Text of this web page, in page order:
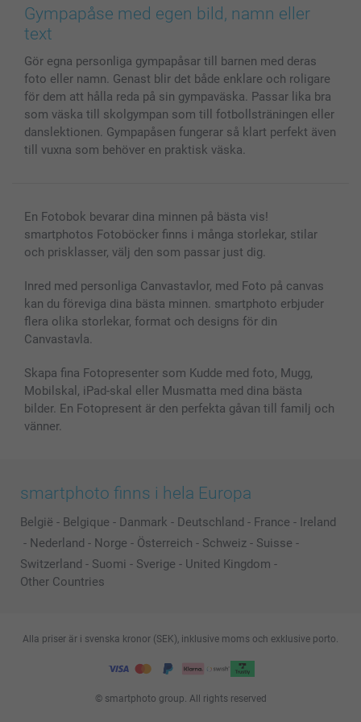
Bilder, Fotoförstoring & Fotohäften
Skal till Mobil & Surfplatta
Fotoalmanackor & Fotoagenda
Fotoramar & Tillbehör
Presentkort
Alla fotoprodukter
Cookie Policy
Sitemap
Investor Relations
smartgaranti
smartbonus
Status på beställningar
Gympapåse med egen bild, namn eller
text
Gör egna personliga gympapåsar till barnen med deras
foto eller namn. Genast blir det både enklare och roligare
för dem att hålla reda på sin gympaväska. Passar lika bra
som väska till skolgympan som till fotbollsträningen eller
danslektionen. Gympapåsen fungerar så klart perfekt även
till vuxna som behöver en praktisk väska.
En Fotobok bevarar dina minnen på bästa vis!
smartphotos Fotoböcker finns i många storlekar, stilar
och prisklasser, välj den som passar just dig.
Inred med personliga Canvastavlor, med Foto på canvas
kan du föreviga dina bästa minnen. smartphoto erbjuder
flera olika storlekar, format och designs för din
Canvastavla.
Skapa fina Fotopresenter som Kudde med foto, Mugg,
Mobilskal, iPad-skal eller Musmatta med dina bästa
bilder. En Fotopresent är den perfekta gåvan till familj och
vänner.
smartphoto finns i hela Europa
België - Belgique - Danmark - Deutschland - France - Ireland
- Nederland - Norge - Österreich - Schweiz - Suisse -
Switzerland - Suomi - Sverige - United Kingdom -
Other Countries
© smartphoto group. All rights reserved
Alla priser är i svenska kronor (SEK), inklusive moms och exklusive porto.